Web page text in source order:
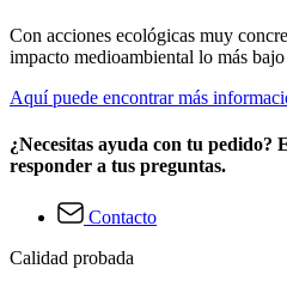
Con acciones ecológicas muy
impacto medioambiental lo más
Aquí puede encontrar más
¿Necesitas ayuda con tu pedido?
responder a tus preguntas.
Contacto
Calidad probada